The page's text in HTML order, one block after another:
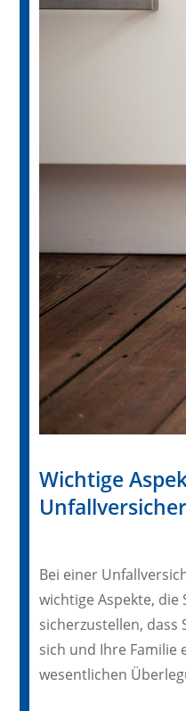
Wichtige
Bei einer
wichtige Aspekte, die
sicherzustellen, dass
sich und Ihre Familie
wesentlichen